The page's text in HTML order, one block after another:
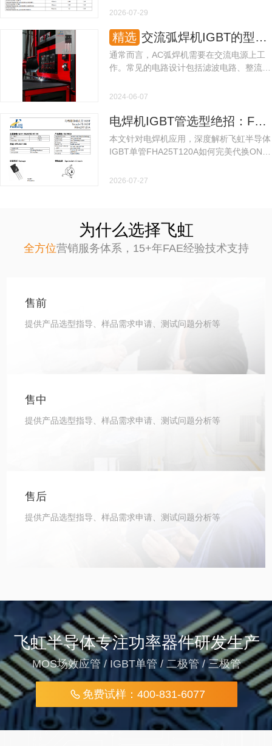
快速掌握选型要点，了解广州IGBT单管工
2026-07-29
精选 交流弧焊机IGBT的型号选择参数1200V、25A，推荐FHA25T120A单管IGBT代换！
通常而言，AC弧焊机需要在交流电源上工
作。常见的电路设计包括滤波电路、整流电
就必须要选用好的IGBT才能做好。
2024-06-07
电焊机IGBT管选型绝招：FHA25T120A完美代换NGTB25N120FL2WG，性价比飙升
本文针对电焊机应用，深度解析飞虹半导体
IGBT单管FHA25T120A如何完美代换ON品
供货周期全方位对比，帮采购与工程师快速
2026-07-27
为什么选择飞虹
全方位营销服务体系， 15+年FAE经验技术支持
售前
提供产品选型指导、样品需求申请、测试问题分析等
售中
提供产品选型指导、样品需求申请、测试问题分析等
售后
提供产品选型指导、样品需求申请、测试问题分析等
飞虹半导体专注功率器件研发生产
MOS场效应管 / IGBT单管 / 二极管 / 三极管
免费试样：400-831-6077